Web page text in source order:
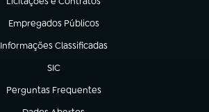
(abre em nova aba)
Empregados Públicos
(abre em nova aba)
Informações Classificadas
(abre em nova aba)
SIC
(abre em nova aba)
Perguntas Frequentes
(abre em nova aba)